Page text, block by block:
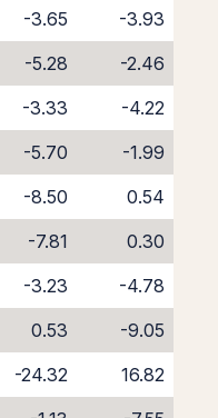
-3.65
-3.93
-5.28
-2.46
-3.33
-4.22
-5.70
-1.99
-8.50
0.54
-7.81
0.30
-3.23
-4.78
0.53
-9.05
-24.32
16.82